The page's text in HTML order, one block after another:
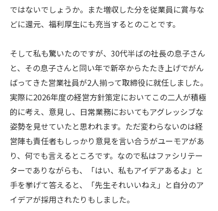
ではないでしょうか。また増収した分を従業員に賞与な
どに還元、福利厚生にも充当するとのことです。
そして私も驚いたのですが、30代半ばの社長の息子さん
と、その息子さんと同い年で新卒からたたき上げでがん
ばってきた営業社員が2人揃って取締役に就任しました。
実際に2026年度の経営方針策定においてこの二人が積極
的に考え、意見し、日常業務においてもアグレッシブな
姿勢を見せていたと思われます。ただ変わらないのは経
営陣も責任者もしっかり意見を言い合うがユーモアがあ
り、何でも言えるところです。なので私はファシリテー
ターでありながらも、「はい、私もアイデアあるよ」と
手を挙げて答えると、「先生それいいねえ」と自分のア
イデアが採用されたりもしました。